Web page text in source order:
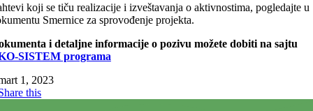
koji se tiču realizacije i izveštavanja o aktivnostima, pogledajte u
Smernice za sprovođenje projekta.
i detaljne informacije o pozivu možete dobiti na sajtu
SISTEM programa
1, 2023
this